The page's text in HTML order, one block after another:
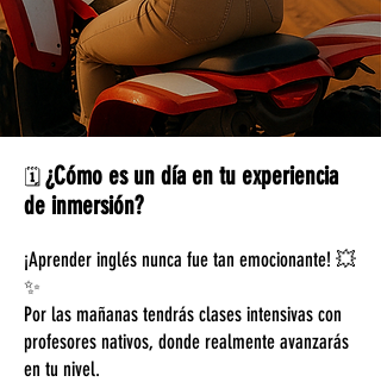
🗓️ ¿Cómo es un día en tu experiencia
de inmersión?
¡Aprender inglés nunca fue tan emocionante! 💥
✨
Por las mañanas tendrás clases intensivas con
profesores nativos, donde realmente avanzarás
en tu nivel.